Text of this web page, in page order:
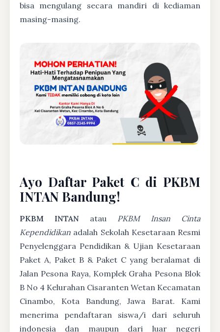
bisa mengulang secara mandiri di kediaman
masing-masing.
Ayo Daftar Paket C di PKBM
INTAN Bandung!
PKBM INTAN atau PKBM Insan Cinta
Kependidikan adalah Sekolah Kesetaraan Resmi
Penyelenggara Pendidikan & Ujian Kesetaraan
Paket A, Paket B & Paket C yang beralamat di
Jalan Pesona Raya, Komplek Graha Pesona Blok
B No 4 Kelurahan Cisaranten Wetan Kecamatan
Cinambo, Kota Bandung, Jawa Barat. Kami
menerima pendaftaran siswa/i dari seluruh
indonesia dan maupun dari luar negeri